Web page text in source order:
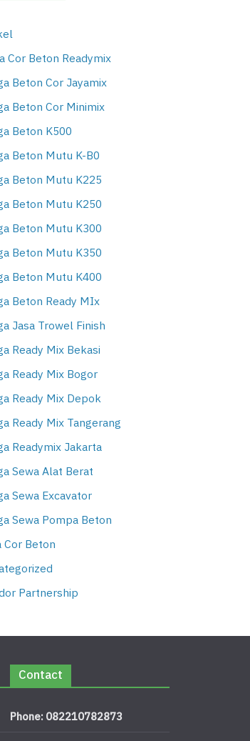
Cor Beton Readymix
Beton Cor Jayamix
Beton Cor Minimix
Beton K500
Beton Mutu K-B0
Beton Mutu K225
Beton Mutu K250
Beton Mutu K300
Beton Mutu K350
Beton Mutu K400
Beton Ready MIx
Jasa Trowel Finish
Ready Mix Bekasi
Ready Mix Bogor
Ready Mix Depok
Ready Mix Tangerang
Readymix Jakarta
Sewa Alat Berat
Sewa Excavator
Sewa Pompa Beton
Cor Beton
Partnership
Contact
Phone: 082210782873